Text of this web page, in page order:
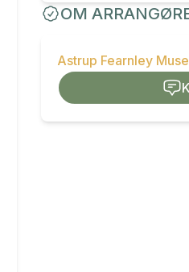
OM
Astrup Fearnley